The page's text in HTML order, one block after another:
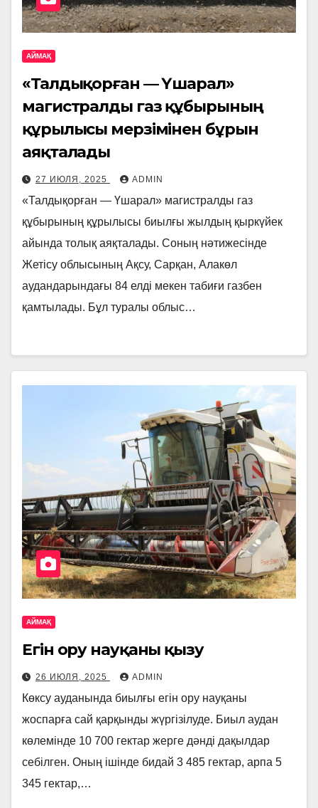
АЙМАҚ
«Талдықорған — Үшарал»
магистралды газ құбырының
құрылысы мерзімінен бұрын
аяқталады
27 ИЮЛЯ, 2025 ADMIN
«Талдықорған — Үшарал» магистралды газ
құбырының құрылысы биылғы жылдың қыркүйек
айында толық аяқталады. Соның нәтижесінде
Жетісу облысының Ақсу, Сарқан, Алакөл
аудандарындағы 84 елді мекен табиғи газбен
қамтылады. Бұл туралы облыс…
АЙМАҚ
Егін ору науқаны қызу
26 ИЮЛЯ, 2025 ADMIN
Көксу ауданында биылғы егін ору науқаны
жоспарға сай қарқынды жүргізілуде. Биыл аудан
көлемінде 10 700 гектар жерге дәнді дақылдар
себілген. Оның ішінде бидай 3 485 гектар, арпа 5
345 гектар,…